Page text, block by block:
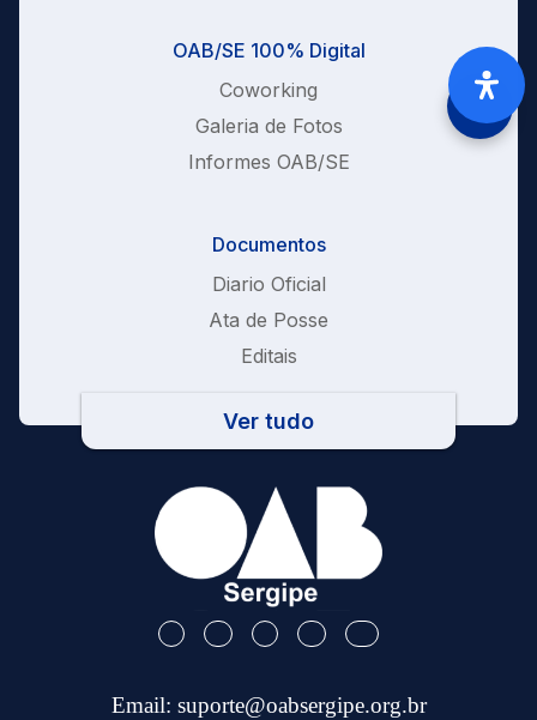
OAB/SE 100% Digital
Coworking
Galeria de Fotos
Informes OAB/SE
Documentos
Diario Oficial
Ata de Posse
Editais
Ver tudo
Email: suporte@oabsergipe.org.br